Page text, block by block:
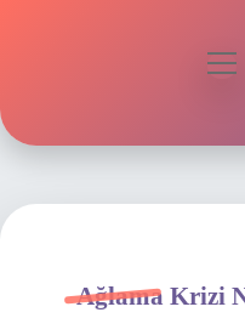
Hakkımızda
Ağlama Krizi